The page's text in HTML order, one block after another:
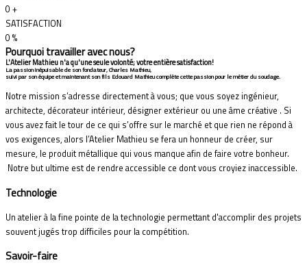
0 +
SATISFACTION
0 %
Pourquoi travailler avec nous?
L'Atelier Mathieu n'a qu'une seule volonté; votre entière satisfaction!
La passion inépuisable de son fondateur, Charles Mathieu,
suivi par son équipe et maintenant son fils Edouard Mathieu complète cette passion pour le métier du soudage.
Notre mission s’adresse directement à vous; que vous soyez ingénieur,
architecte, décorateur intérieur, désigner extérieur ou une âme créative . Si
vous avez fait le tour de ce qui s’offre sur le marché et que rien ne répond à
vos exigences, alors l’Atelier Mathieu se fera un honneur de créer, sur
mesure, le produit métallique qui vous manque afin de faire votre bonheur.
Notre but ultime est de rendre accessible ce dont vous croyiez inaccessible.
Technologie
Un atelier à la fine pointe de la technologie permettant d'accomplir des projets
souvent jugés trop difficiles pour la compétition.
Savoir-faire